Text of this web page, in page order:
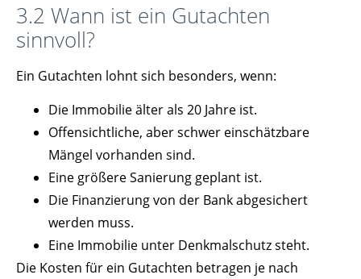
3.2 Wann ist ein Gutachten
sinnvoll?
Ein Gutachten lohnt sich besonders, wenn:
Die Immobilie älter als 20 Jahre ist.
Offensichtliche, aber schwer einschätzbare
Mängel vorhanden sind.
Eine größere Sanierung geplant ist.
Die Finanzierung von der Bank abgesichert
werden muss.
Eine Immobilie unter Denkmalschutz steht.
Die Kosten für ein Gutachten betragen je nach